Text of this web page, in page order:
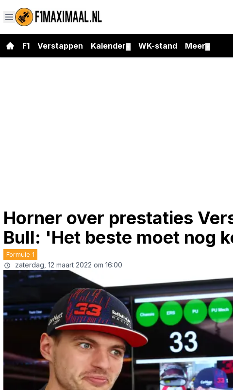
F1 Verstappen Kalender WK-stand Meer
Horner over prestaties
Bull: 'Het beste moet nog
Formule 1
zaterdag, 12 maart 2022 om 16:00